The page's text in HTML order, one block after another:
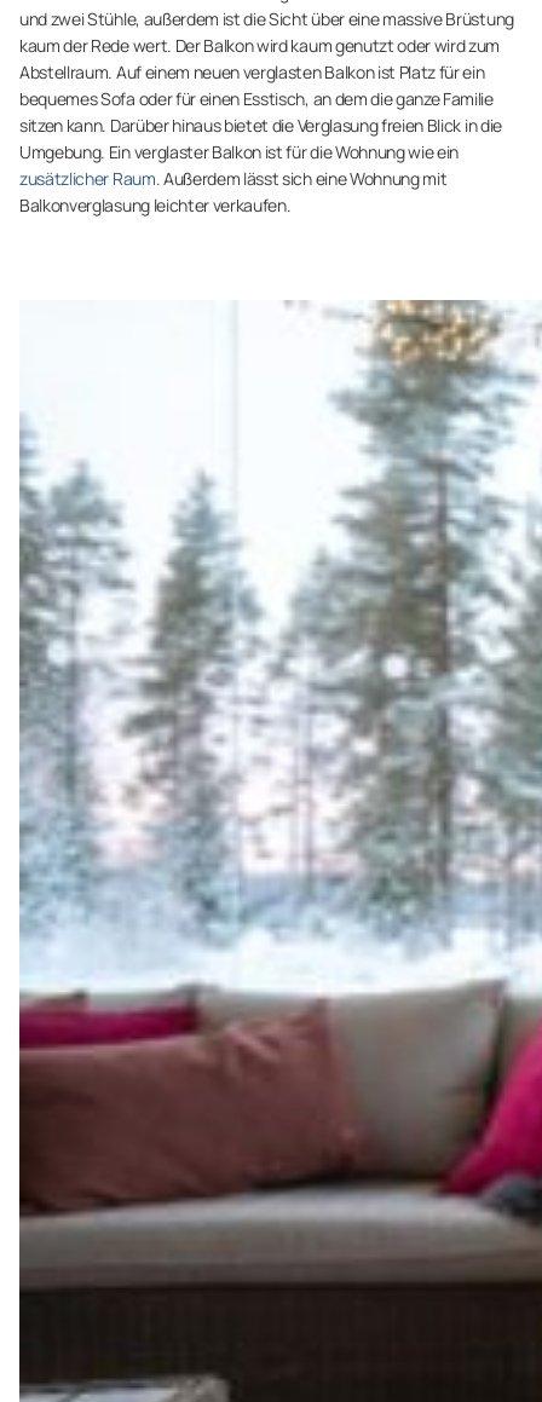
und zwei Stühle, außerdem ist die Sicht über eine massive Brüstung
kaum der Rede wert. Der Balkon wird kaum genutzt oder wird zum
Abstellraum. Auf einem neuen verglasten Balkon ist Platz für ein
bequemes Sofa oder für einen Esstisch, an dem die ganze Familie
sitzen kann. Darüber hinaus bietet die Verglasung freien Blick in die
Umgebung. Ein verglaster Balkon ist für die Wohnung wie ein
zusätzlicher Raum. Außerdem lässt sich eine Wohnung mit
Balkonverglasung leichter verkaufen.